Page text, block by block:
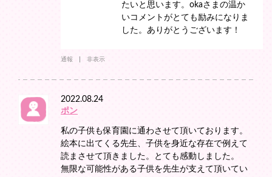
たいと思います。okaさまの温か
いコメントがとても励みになりま
した。ありがとうございます！
通報 非表示
2022.08.24
ポン
私の子供も保育園に通わさせて頂いております。
絵本に出てくる先生、子供を身近な存在で例えて
読まさせて頂きました。とても感動しました。
無限な可能性がある子供を先生が支えて頂いてい